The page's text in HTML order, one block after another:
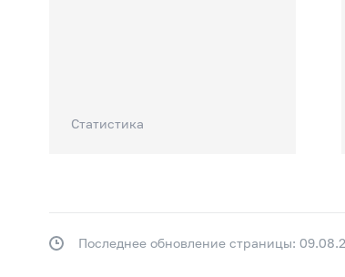
Статистика
Последнее обновление страницы: